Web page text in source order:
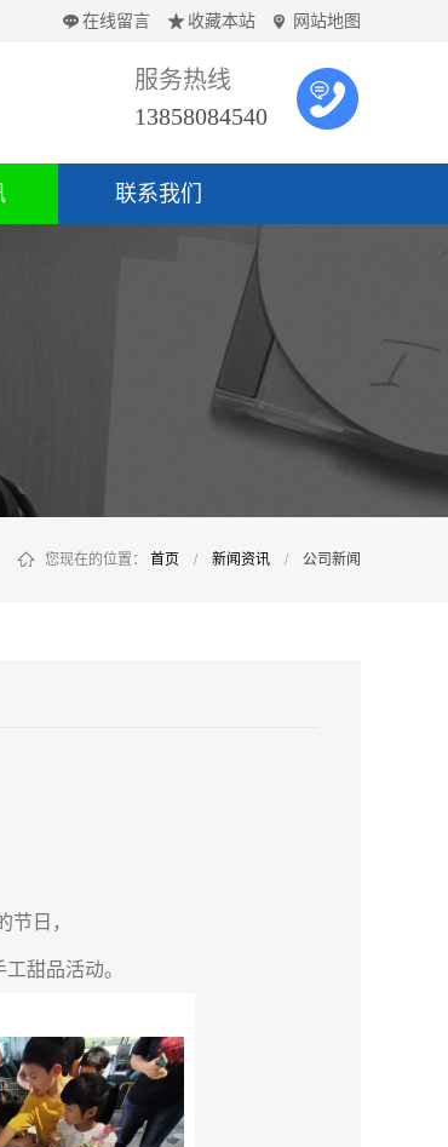
网站地图
收藏本站
在线留言
服务热线
13858084540
联系我们
您现在的位置： 首页 / 新闻资讯 / 公司新闻
日，
甜品活动。